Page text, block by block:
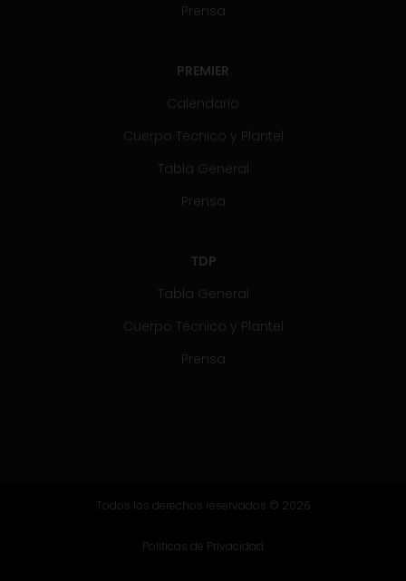
Prensa
PREMIER
Calendario
Cuerpo Técnico y Plantel
Tabla General
Prensa
TDP
Tabla General
Cuerpo Técnico y Plantel
Prensa
Todos los derechos reservados © 2026
Politicas de Privacidad